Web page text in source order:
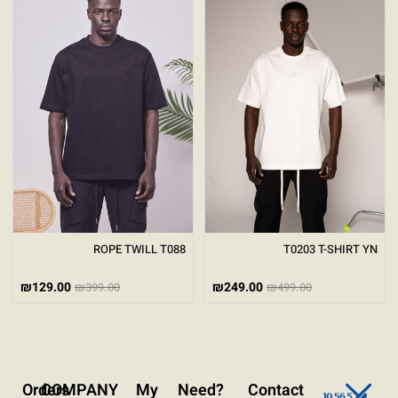
T0203 T-SHIRT YN
₪499.00
₪249.00
ROPE TWILL T088
₪399.00
₪129.00
?Need
Contact
Orders
My
COMPANY
גודל טקסט
A+
גווני אפור
מצבי תצוגה
ניגודיות גבוהה
ניגודיות הפוכה רקע בהיר
הדגשת קישורים